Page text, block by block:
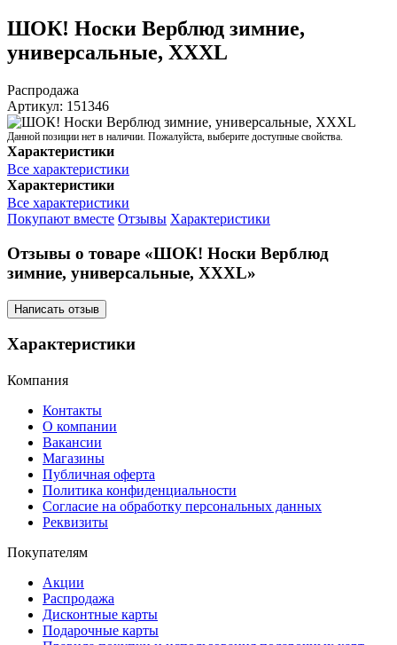
ШОК! Носки Верблюд зимние,
универсальные, XXXL
Распродажа
Артикул: 151346
Данной позиции нет в наличии. Пожалуйста, выберите доступные свойства.
Характеристики
Все характеристики
Характеристики
Все характеристики
Покупают вместе Отзывы Характеристики
Отзывы о товаре «ШОК! Носки Верблюд
зимние, универсальные, XXXL»
Написать отзыв
Характеристики
Компания
Контакты
О компании
Вакансии
Магазины
Публичная оферта
Политика конфиденциальности
Согласие на обработку персональных данных
Реквизиты
Покупателям
Акции
Распродажа
Дисконтные карты
Подарочные карты